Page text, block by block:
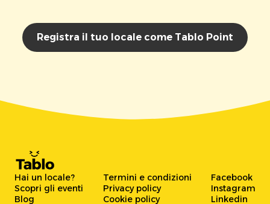
Registra il tuo locale come Tablo Point
Hai un locale?
Scopri gli eventi
Blog
Termini e condizioni
Privacy policy
Cookie policy
Facebook
Instagram
Linkedin